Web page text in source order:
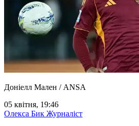
Доніелл Мален / ANSA
05 квітня, 19:46
Олекса Бик Журналіст